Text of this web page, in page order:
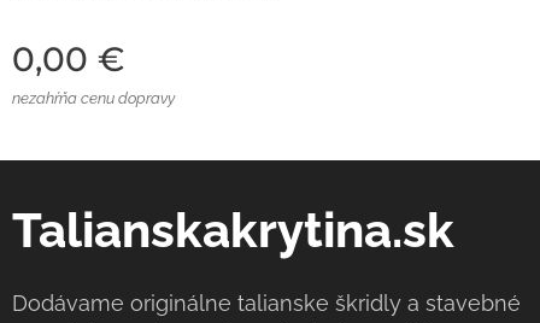
0,00 €
nezahŕňa cenu dopravy
Talianskakrytina.sk
Dodávame originálne talianske škridly a stavebné